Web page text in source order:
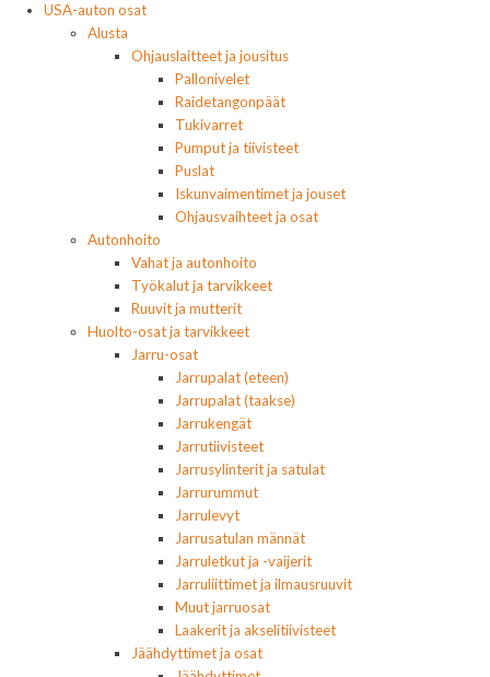
USA-auton osat
Alusta
Ohjauslaitteet ja jousitus
Pallonivelet
Raidetangonpäät
Tukivarret
Pumput ja tiivisteet
Puslat
Iskunvaimentimet ja jouset
Ohjausvaihteet ja osat
Autonhoito
Vahat ja autonhoito
Työkalut ja tarvikkeet
Ruuvit ja mutterit
Huolto-osat ja tarvikkeet
Jarru-osat
Jarrupalat (eteen)
Jarrupalat (taakse)
Jarrukengät
Jarrutiivisteet
Jarrusylinterit ja satulat
Jarrurummut
Jarrulevyt
Jarrusatulan männät
Jarruletkut ja -vaijerit
Jarruliittimet ja ilmausruuvit
Muut jarruosat
Laakerit ja akselitiivisteet
Jäähdyttimet ja osat